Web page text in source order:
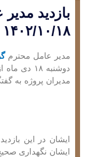
بازدید
۱۴۰۲/۱۰/۱۸
مدیر عامل محترم
دوشنبه
مدیران پروژه به
ایشان در این
ایشان نگهداری